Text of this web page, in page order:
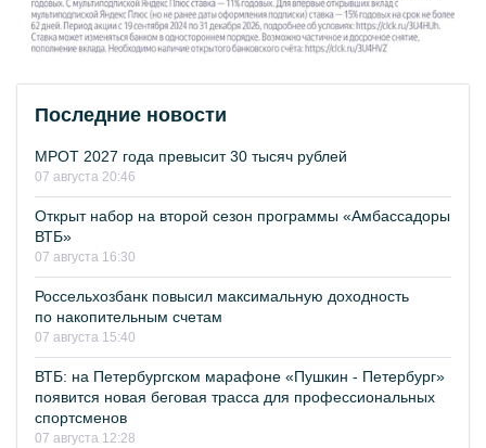
Последние новости
МРОТ 2027 года превысит 30 тысяч рублей
07 августа 20:46
Открыт набор на второй сезон программы «Амбассадоры
ВТБ»
07 августа 16:30
Россельхозбанк повысил максимальную доходность
по накопительным счетам
07 августа 15:40
ВТБ: на Петербургском марафоне «Пушкин - Петербург»
появится новая беговая трасса для профессиональных
спортсменов
07 августа 12:28